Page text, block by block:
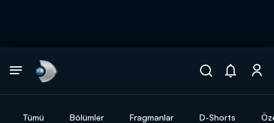
Tümü Bölümler Fragmanlar D-Shorts